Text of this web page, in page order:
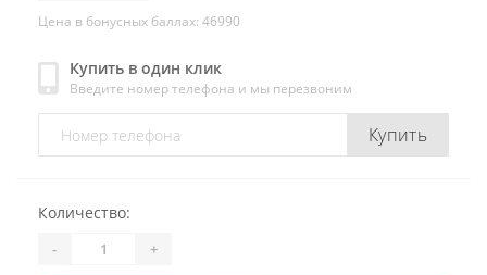
Цена в бонусных баллах: 46990
Купить в один клик
Введите номер телефона и мы перезвоним
Купить
Количество:
- +